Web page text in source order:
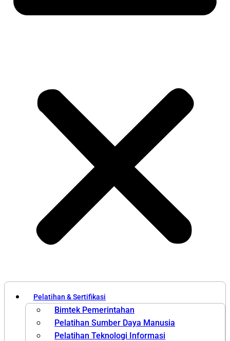
Pelatihan & Sertifikasi
Bimtek Pemerintahan
Pelatihan Sumber Daya Manusia
Pelatihan Teknologi Informasi